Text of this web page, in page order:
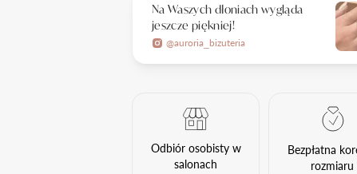
Na Waszych dłoniach wygląda
jeszcze piękniej!
@auroria_bizuteria
Odbiór osobisty w
salonach
Bezpłatna
rozmiaru